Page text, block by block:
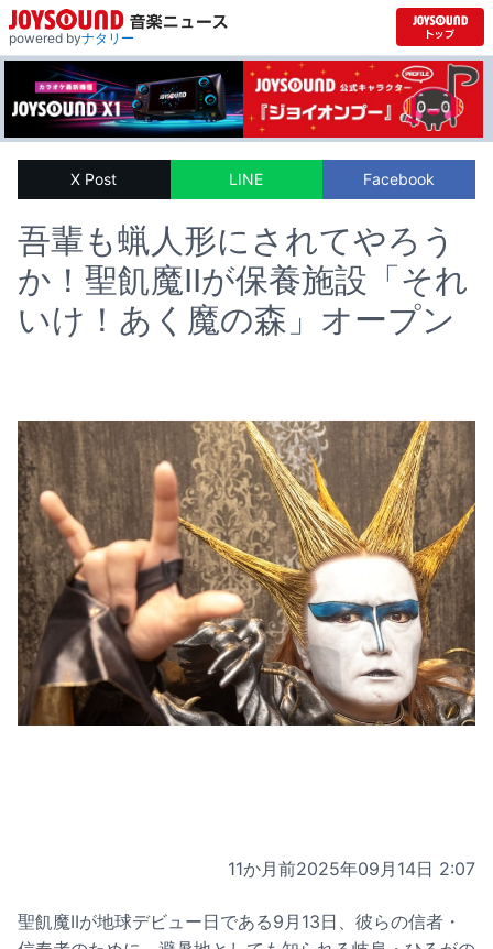
powered byナタリー
X Post LINE Facebook
吾輩も蝋人形にされてやろう
か！聖飢魔IIが保養施設「それ
いけ！あく魔の森」オープン
11か月前2025年09月14日 2:07
聖飢魔IIが地球デビュー日である9月13日、彼らの信者・